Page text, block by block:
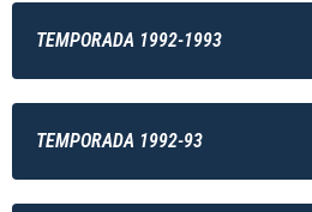
TEMPORADA 1992-1993
TEMPORADA 1992-93